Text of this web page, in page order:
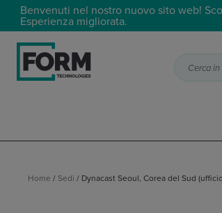
Benvenuti nel nostro nuovo sito web!
Esperienza migliorata.
Cerca
Home / Sedi / Dynacast Seoul, Corea del Sud